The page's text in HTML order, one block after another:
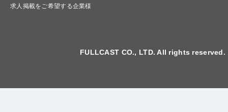
求人掲載をご希望する企業様
FULLCAST CO., LTD. All rights reserved.